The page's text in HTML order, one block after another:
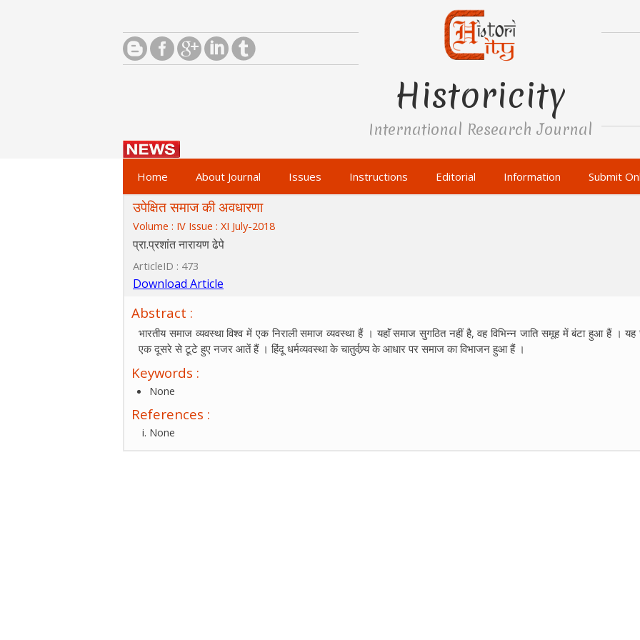
Historicity
International Research Journal
Home About Journal Issues Instructions Editorial Information Submit
उपेक्षित समाज की अवधारणा
Volume : IV Issue : XI July-2018
प्रा.प्रशांत नारायण ढेपे
ArticleID : 473
Download Article
Abstract :
भारतीय समाज व्यवस्था विश्व में एक निराली समाज व्यवस्था हैं । यहाॅं समाज सुगठित नहीं है, वह विभिन्न जाति समूह में बंटा हुआ हैं । यह
एक दूसरे से टूटे हुए नजर आतें हैं । हिंदू धर्मव्यवस्था के चातुर्वण्र्य के आधार पर समाज का विभाजन हुआ हैं ।
Keywords :
None
References :
None